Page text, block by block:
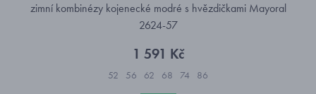
zimní kombinézy kojenecké modré s hvězdičkami Mayoral
2624-57
1 591 Kč
52 56 62 68 74 86